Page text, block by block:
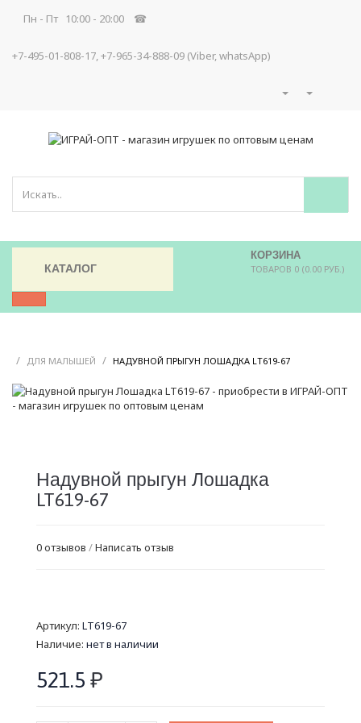
Пн - Пт 10:00 - 20:00 ☎
+7-495-01-808-17, +7-965-34-888-09 (Viber, whatsApp)
КОРЗИНА
ТОВАРОВ 0 (0.00 РУБ.)
КАТАЛОГ
/ ДЛЯ МАЛЫШЕЙ / НАДУВНОЙ ПРЫГУН ЛОШАДКА LT619-67
Надувной прыгун Лошадка
LT619-67
0 отзывов /Написать отзыв
Артикул: LT619-67
Наличие: нет в наличии
521.5 ₽